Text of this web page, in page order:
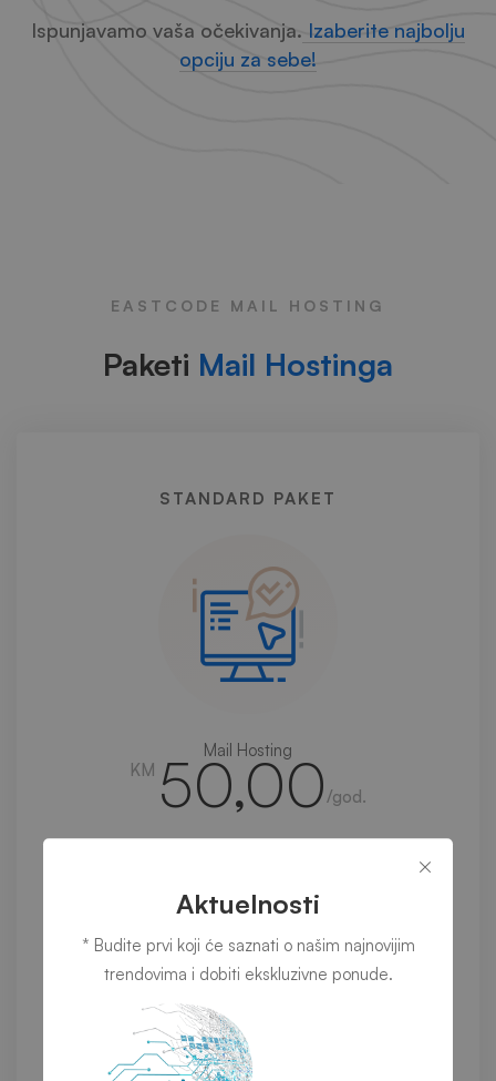
Ispunjavamo vaša očekivanja. Izaberite najbolju
opciju za sebe!
EASTCODE MAIL HOSTING
Paketi Mail Hostinga
STANDARD PAKET
Mail Hosting
KM 50,00 /god.
5 GB prostora na disku
Neograničen broj e-mail adresa
Webmail
Aktuelnosti
* Budite prvi koji će saznati o našim najnovijim
trendovima i dobiti ekskluzivne ponude.